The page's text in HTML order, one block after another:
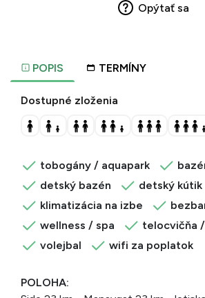
POPIS TERMÍNY
Dostupné zloženia
tobogány / aquapark
detský bazén
detský kútik
klimatizácia na izbe
wellness / spa
telocvičňa
volejbal
wifi za poplatok
POLOHA:
Opýtať sa